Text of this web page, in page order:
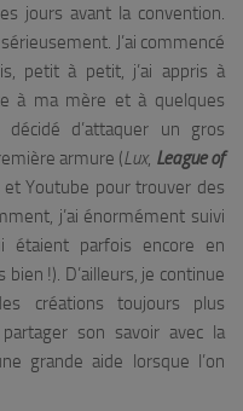
jours avant la convention.
J’ai commencé
petit à petit, j’ai appris à
à ma mère et à quelques
d’attaquer un gros
armure (Lux, League of
Youtube pour trouver des
j’ai énormément suivi
étaient parfois encore en
!). D’ailleurs, je continue
créations toujours plus
son savoir avec la
grande aide lorsque l’on